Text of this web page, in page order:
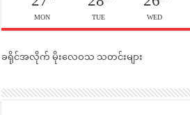
MON TUE WED
ခရိုင်အလိုက် မိုးလေဝသ သတင်းများ